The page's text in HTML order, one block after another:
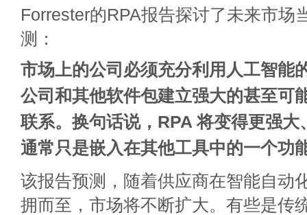
Forrester的RPA报告探讨了未来市场
测：
市场上的公司必须充分利用人工智能
公司和其他软件包建立强大的甚至可
联系。换句话说，RPA 将变得更强大
通常只是嵌入在其他工具中的一个功
该报告预测，随着供应商在智能自动
拥而至，市场将不断扩大。有些是传